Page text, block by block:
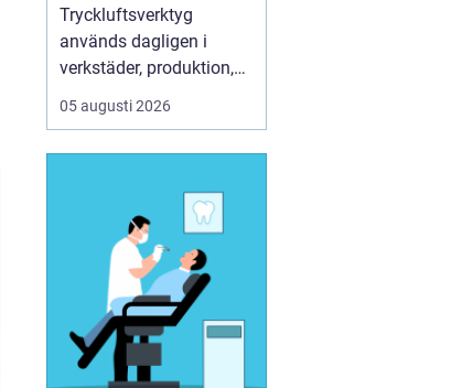
Tryckluftsverktyg
används dagligen i
verkstäder, produktion,
service och underhåll. De
ska leverera högt
säkra och ergonomiska
för användaren. Chicago
Pneumatic är ett av de
mest etablerade namnen
05 augusti 2026